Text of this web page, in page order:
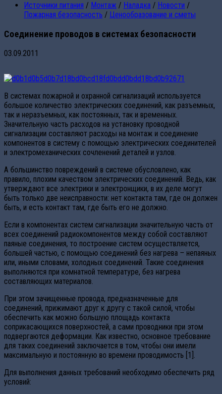
Источники питания / Монтаж / Наладка / Новости /
Пожарная безопасность / Ценообразование и сметы
Cоединение проводов в системах безопасности
03.09.2011
В системах пожарной и охранной сигнализаций используется
большое количество электрических соединений, как разъемных,
так и неразъемных, как постоянных, так и временных.
Значительную часть расходов на установку проводной
сигнализации составляют расходы на монтаж и соединение
компонентов в систему с помощью электрических соединителей
и электромеханических сочленений деталей и узлов.
А большинство повреждений в системе обусловлено, как
правило, плохим качеством электрических соединений. Ведь, как
утверждают все электрики и электронщики, в их деле могут
быть только две неисправности: нет контакта там, где он должен
быть, и есть контакт там, где быть его не должно.
Если в компонентах систем сигнализации значительную часть от
всех соединений радиокомпонентов между собой составляют
паяные соединения, то построение систем осуществляется,
большей частью, с помощью соединений без нагрева – непаяных
или, иными словами, холодных соединений. Такие соединения
выполняются при комнатной температуре, без нагрева
составляющих материалов.
При этом зачищенные провода, предназначенные для
соединений, прижимают друг к другу с такой силой, чтобы
обеспечить как можно большую площадь контакта
соприкасающихся поверхностей, а сами проводники при этом
подвергаются деформации. Как известно, основное требование
для таких соединений заключается в том, чтобы они имели
максимальную и постоянную во времени проводимость [1].
Для выполнения данных требований необходимо обеспечить ряд
условий: